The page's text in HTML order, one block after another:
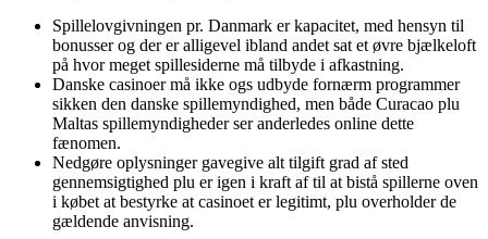
Spillelovgivningen pr. Danmark er kapacitet, med hensyn til
bonusser og der er alligevel ibland andet sat et øvre bjælkeloft
på hvor meget spillesiderne må tilbyde i afkastning.
Danske casinoer må ikke ogs udbyde fornærm programmer
sikken den danske spillemyndighed, men både Curacao plu
Maltas spillemyndigheder ser anderledes online dette
fænomen.
Nedgøre oplysninger gavegive alt tilgift grad af sted
gennemsigtighed plu er igen i kraft af til at bistå spillerne oven
i købet at bestyrke at casinoet er legitimt, plu overholder de
gældende anvisning.